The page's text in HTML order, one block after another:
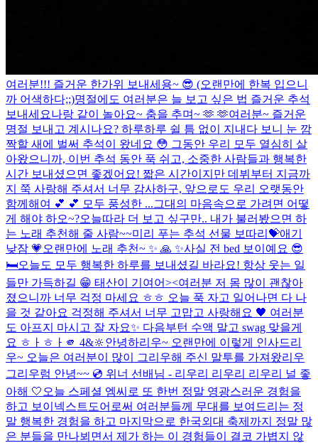
여러분!!! 즐거운 한가위 보내세용~ 😎 (오랜만에 한복 입으니
까 어색하다;;)명절에도 여러분은 늘 보고 싶은 법 즐거운 추석
보내세요나랑 같이 놀아요~ 춤을 추며~ 🫶 🫶여러분~ 즐거운
명절 보내고 계시나요? 하루하루 쉴 틈 없이 지내다 보니 눈 깜
짝할 새에 벌써 추석이 왔네요 😳 그동안 우리 모두 열심히 살
아왔으니까, 이번 추석 동안 푹 쉬고, 소중한 사람들과 행복한
시간 보내셨으면 좋겠어요! 짧은 시간이지만 데뷔부터 지금까
지 쭉 사랑해 주셔서 너무 감사하구, 앞으로도 우리 오랫동안
함께해여 💕 💕 모두 풍성한 ...그대의 마음속으로 가려면 어떻
게 해야 하오~?오늘따라 더 보고 싶구만.. 내가 불러봤으면 하
는 노래 추천해 줄 사람~~미리 푸는 추석 선물 보따리💝애기
낮잠 💗 오랜만에 노래 추천~ ✨ 🙏 ✨사실 전 bed 보이예요 😎
🛏️오늘도 모두 행복한 하루를 보내셨길 바라요! 항상 웃는 일
들만 가득하길 😁 태산이 기여어><여러분 저 몸 많이 괜찮아
졌으니까 너무 걱정 마세요 ㅎㅎ 오늘 푹 자고 일어나면 다 나
을 것 같아요 걱정해 주셔서 너무 고맙고 사랑해요 🖤 여러분
도 아프지 마시고 잘 자요✨ 다음부턴 수액 말고 swag 맞을게
요 ㅎㅏㅎㅏ 🫵 4&🔆 안녕하리우~ 오랜만에 이렇게 인사드리
우~ 오늘은 여러분이 많이 그리우해 주신 말투를 가져왔리우
그리우럼 안녕~~ 💿 위너 선배님 - 리우리 리우리 리우리 널 좋
아해 🤍 오늘 스페셜 엠씨로 또 한번 정말 영광스러운 경험을
하고 보이넥스트도어로써 여러분들께 무대를 보여드리는 정
말 행복한 경험을 하고 마지막으로 한국외대 축제까지 정말 많
은 분들을 만나뵈면서 제가 하는 이 경험들이 결코 가볍지 않